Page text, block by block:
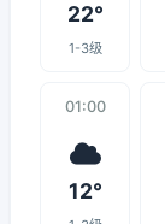
22°
1-3级
01:00
12°